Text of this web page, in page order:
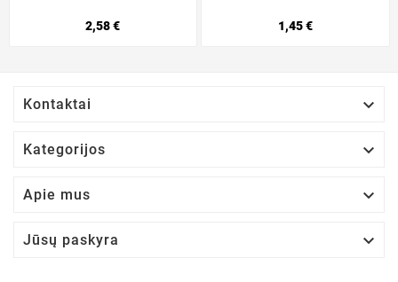
2,58 € 1,45 €
Kontaktai 
Kategorijos 
Apie mus 
Jūsų paskyra 